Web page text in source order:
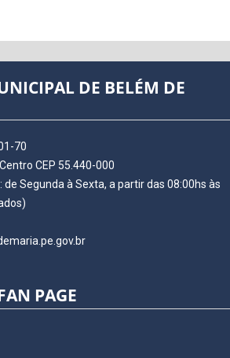
DE BELÉM DE
70
CEP 55.440-000
Segunda à Sexta, a partir das 08:00hs às
PAGE